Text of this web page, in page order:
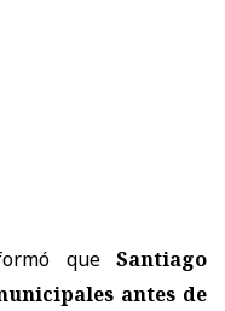
que Santiago
antes de